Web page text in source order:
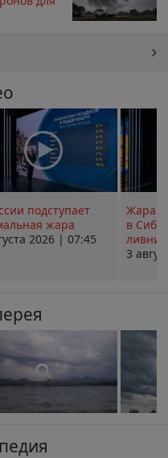
подступает
жара
2026 | 07:45
Жара в
в
ливни
3